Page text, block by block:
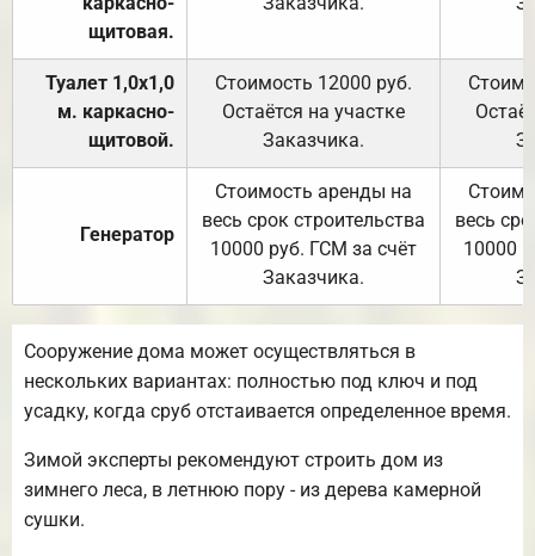
щитовая.
Туалет 1,0х1,0
м. каркасно-
щитовой.
Стоимость 12000 руб.
Остаётся на участке
Заказчика.
Генератор
Стоимость аренды на
весь срок строительства
10000 руб. ГСМ за счёт
Заказчика.
весь
10000
Сооружение дома может осуществляться в
нескольких вариантах: полностью под ключ и под
усадку, когда сруб отстаивается определенное время.
Зимой эксперты рекомендуют строить дом из
зимнего леса, в летнюю пору - из дерева камерной
сушки.